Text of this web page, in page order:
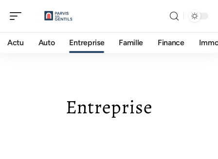
Actu Auto Entreprise Famille Finance
Entreprise